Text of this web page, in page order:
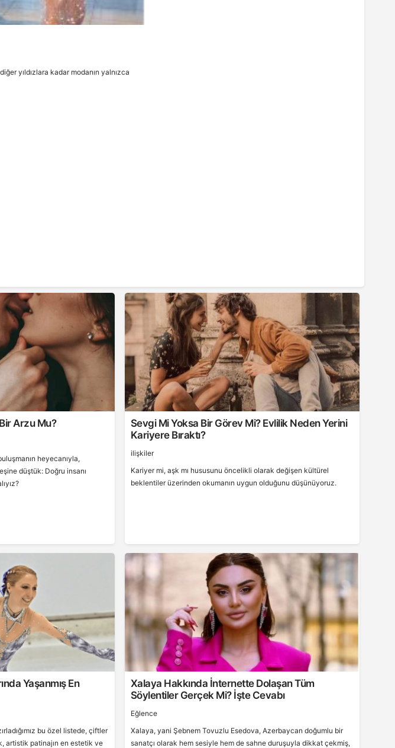
yıldızlara kadar modanın yalnızca
Arzu Mu?
heyecanıyla,
düştük: Doğru insanı
Sevgi Mi Yoksa Bir Görev Mi? Evlilik Neden Yerini
Kariyere Bıraktı?
ilişkiler
Kariyer mi, aşk mı hususunu öncelikli olarak değişen kültürel
beklentiler üzerinden okumanın uygun olduğunu düşünüyoruz.
Yaşanmış En
bu özel listede, çiftler
artistik patinajın en estetik ve
Xalaya Hakkında İnternette Dolaşan Tüm
Söylentiler Gerçek Mi? İşte Cevabı
Eğlence
Xalaya, yani Şebnem Tovuzlu Esedova, Azerbaycan doğumlu bir
sanatçı olarak hem sesiyle hem de sahne duruşuyla dikkat çekmiş,